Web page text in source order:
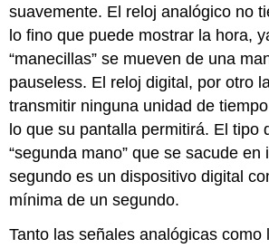
suavemente. El reloj analógico no
lo fino que puede mostrar la hora,
“manecillas” se mueven de una
pauseless. El reloj digital, por otro
transmitir ninguna unidad de
lo que su pantalla permitirá. El tipo
“segunda mano” que se sacude en
segundo es un dispositivo digital
mínima de un segundo.
Tanto las señales analógicas como